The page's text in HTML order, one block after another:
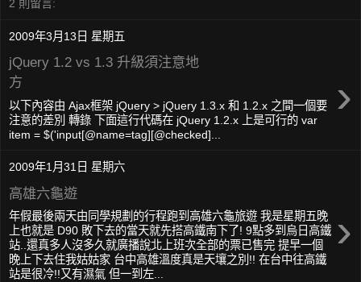
2 則留言:
2009年3月13日 星期五
jQuery 1.2 vs 1.3 升級須注意地
方
›
以下內容由 Ajax框架 jQuery > jQuery 1.3.x 和 1.2.x 之間一個要
注意的差別 轉錄 下面這行代碼在 jQuery 1.2.x 上是可行的 var
item = $('input[@name=tag][@checked]...
2009年1月31日 星期六
高雄六龜遊
›
年假最後兩天由同學規劃的行程跑到高雄六龜旅遊 我是星期五晚
上也就是 D90 敗下去的當天就先搭高鐵南下了! 9點多到烏日高鐵
站..還真多人沒多久就廣播說北上班次全部的票已售完 提早一個
晚上下去住我姑姑家 台中高雄溫度真是天壤之別!! 在台中往高鐵
站是很冷!!又有濕氣 但一到左...